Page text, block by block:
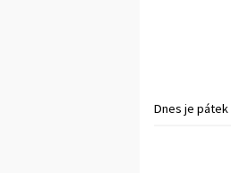
Dnes je pátek